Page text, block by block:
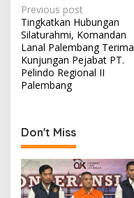
Post
navigation
Previous post
Tingkatkan Hubungan
Silaturahmi, Komandan
Lanal Palembang Terima
Kunjungan Pejabat PT.
Pelindo Regional II
Palembang
Don't Miss